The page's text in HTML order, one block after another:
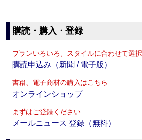
購読・購入・登録
プランいろいろ、スタイルに合わせて選択
購読申込み（新聞 / 電子版）
書籍、電子商材の購入はこちら
オンラインショップ
まずはご登録ください
メールニュース 登録（無料）